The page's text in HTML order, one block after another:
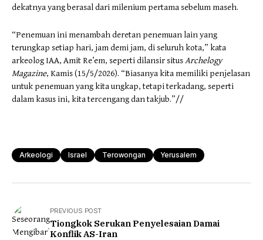
dekatnya yang berasal dari milenium pertama sebelum maseh.
“Penemuan ini menambah deretan penemuan lain yang
terungkap setiap hari, jam demi jam, di seluruh kota,” kata
arkeolog IAA, Amit Re’em, seperti dilansir situsArchelogy
Magazine, Kamis (15/5/2026). “Biasanya kita memiliki penjelasan
untuk penemuan yang kita ungkap, tetapi terkadang, seperti
dalam kasus ini, kita tercengang dan takjub.”//
Arkeologi Israel Terowongan Yerusalem
PREVIOUS POST
Tiongkok Serukan Penyelesaian Damai
Konflik AS-Iran